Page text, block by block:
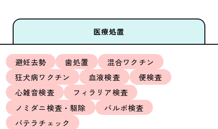
医療処置
避妊去勢 歯処置
混合ワクチン
狂犬病ワクチン
血液検査
便検査
心雑音検査
フィラリア検査
ノミダニ検査・駆除
パルボ検査
パテラチェック